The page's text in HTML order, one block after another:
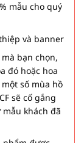
mẫu cho quý
và banner
bạn chọn,
đó hoặc hoa
số mùa hồ
sẽ cố gắng
khách đã